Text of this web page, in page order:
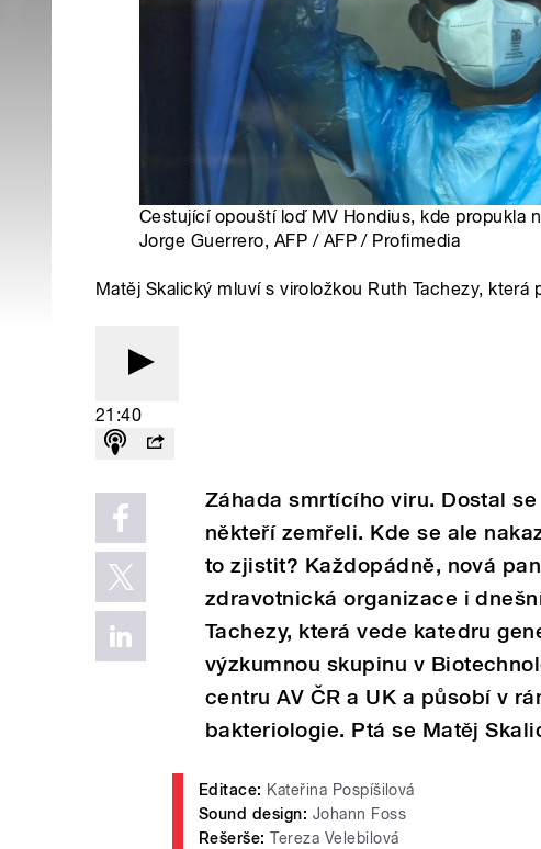
Cestující opouští loď MV Hondius, kde propukla
Jorge Guerrero, AFP / AFP / Profimedia
Matěj Skalický mluví s viroložkou Ruth Tachezy,
21:40
Záhada smrtícího viru. Dostal
někteří zemřeli. Kde se ale
to zjistit? Každopádně, nová
zdravotnická organizace i
Tachezy, která vede katedru
výzkumnou skupinu v
centru AV ČR a UK a působí v
bakteriologie. Ptá se Matěj
Editace: Kateřina Pospíšilová
Sound design: Johann Foss
Rešerše: Tereza Velebilová